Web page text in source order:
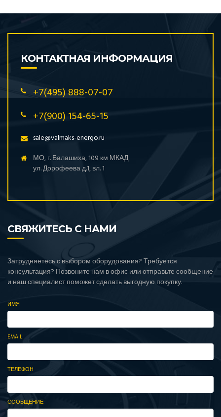
КОНТАКТНАЯ ИНФОРМАЦИЯ
+7(495) 888-07-07
+7(900) 154-65-15
sale@valmaks-energo.ru
МО, г. Балашиха, 109 км МКАД
ул. Дорофеева д.1, вл. 1
СВЯЖИТЕСЬ С НАМИ
Затрудняетесь с выбором оборудования? Требуется
консультация? Позвоните нам в офис или отправьте сообщение
и наш специалист поможет сделать выгодную покупку.
ИМЯ
EMAIL
ТЕЛЕФОН
СООБЩЕНИЕ